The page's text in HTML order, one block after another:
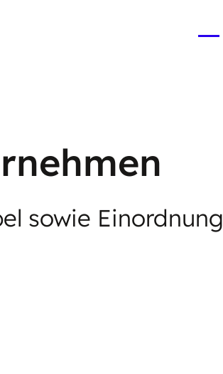
sowie Einordnung